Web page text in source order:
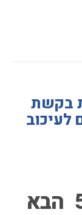
בקשת
לעיכוב
הבא